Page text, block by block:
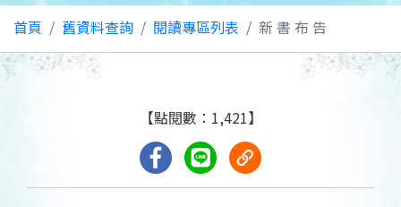
首頁 舊資料查詢 閱讀專區列表 新 書 布 告
【點閱數：1,421】